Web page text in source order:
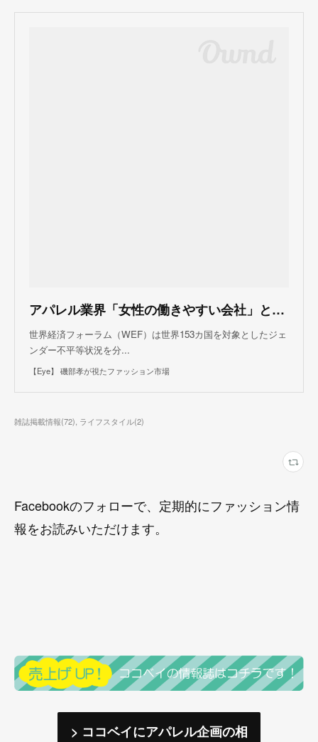
アパレル業界「女性の働きやすい会社」とは - 【Eye】 磯部孝が視たファッション市場
世界経済フォーラム（WEF）は世界153カ国を対象としたジェ
ンダー不平等状況を分...
【Eye】 磯部孝が視たファッション市場
雑誌掲載情報(72) ライフスタイル(2)
Facebookのフォローで、定期的にファッション情
報をお読みいただけます。
> ココベイにアパレル企画の相